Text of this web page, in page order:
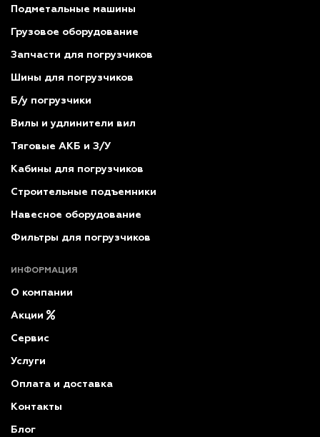
Подметальные машины
Грузовое оборудование
Запчасти для погрузчиков
Шины для погрузчиков
Б/у погрузчики
Вилы и удлинители вил
Тяговые АКБ и З/У
Кабины для погрузчиков
Строительные подъемники
Навесное оборудование
Фильтры для погрузчиков
ИНФОРМАЦИЯ
О компании
Акции
Сервис
Услуги
Оплата и доставка
Контакты
Блог